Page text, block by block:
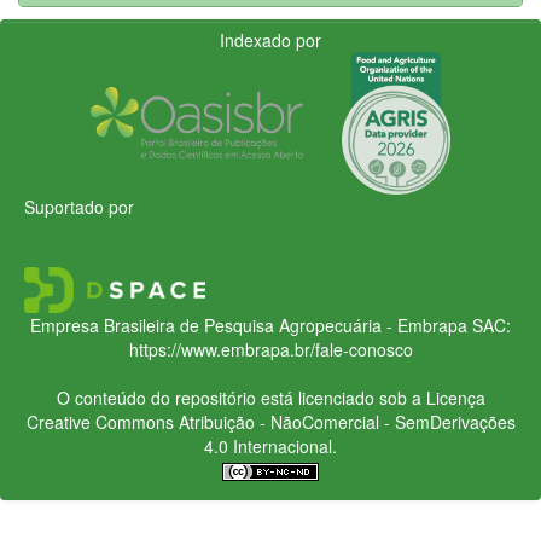
Indexado por
Suportado por
Empresa Brasileira de Pesquisa Agropecuária - Embrapa SAC:
https://www.embrapa.br/fale-conosco
O conteúdo do repositório está licenciado sob a Licença
Creative CommonsAtribuição - NãoComercial - SemDerivações
4.0 Internacional.